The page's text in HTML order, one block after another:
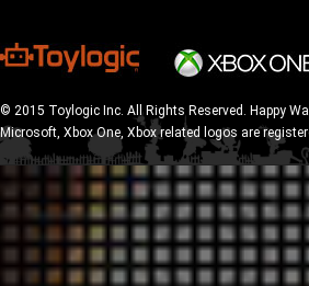
© 2015 Toylogic Inc. All Rights Reserved. Happy
Microsoft, Xbox One, Xbox related logos are